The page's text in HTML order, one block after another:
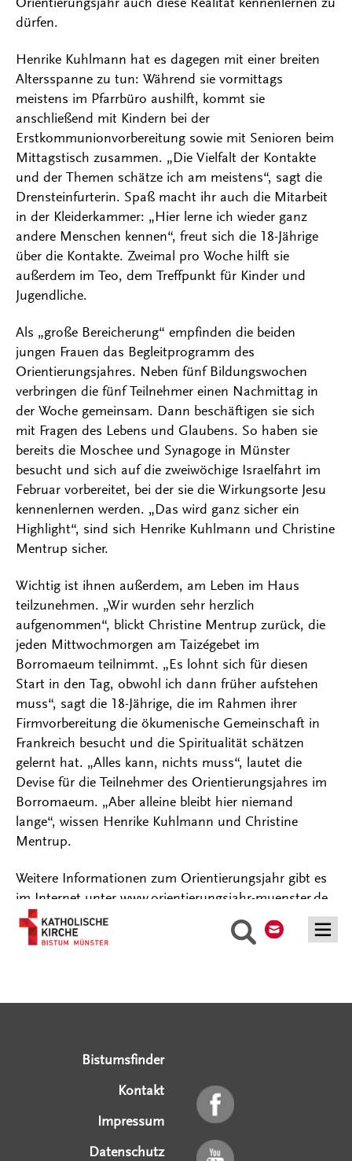
Suche
dürfen.
Henrike Kuhlmann hat es dagegen mit einer breiten
Altersspanne zu tun: Während sie vormittags
meistens im Pfarrbüro aushilft, kommt sie
anschließend mit Kindern bei der
Erstkommunionvorbereitung sowie mit Senioren beim
Mittagstisch zusammen. „Die Vielfalt der Kontakte
und der Themen schätze ich am meistens“, sagt die
Drensteinfurterin. Spaß macht ihr auch die Mitarbeit
in der Kleiderkammer: „Hier lerne ich wieder ganz
andere Menschen kennen“, freut sich die 18-Jährige
über die Kontakte. Zweimal pro Woche hilft sie
außerdem im Teo, dem Treffpunkt für Kinder und
Jugendliche.
Als „große Bereicherung“ empfinden die beiden
jungen Frauen das Begleitprogramm des
Orientierungsjahres. Neben fünf Bildungswochen
verbringen die fünf Teilnehmer einen Nachmittag in
der Woche gemeinsam. Dann beschäftigen sie sich
mit Fragen des Lebens und Glaubens. So haben sie
bereits die Moschee und Synagoge in Münster
besucht und sich auf die zweiwöchige Israelfahrt im
Februar vorbereitet, bei der sie die Wirkungsorte Jesu
kennenlernen werden. „Das wird ganz sicher ein
Highlight“, sind sich Henrike Kuhlmann und Christine
Mentrup sicher.
Wichtig ist ihnen außerdem, am Leben im Haus
teilzunehmen. „Wir wurden sehr herzlich
aufgenommen“, blickt Christine Mentrup zurück, die
jeden Mittwochmorgen am Taizégebet im
Borromaeum teilnimmt. „Es lohnt sich für diesen
Start in den Tag, obwohl ich dann früher aufstehen
muss“, sagt die 18-Jährige, die im Rahmen ihrer
Firmvorbereitung die ökumenische Gemeinschaft in
Frankreich besucht und die Spiritualität schätzen
gelernt hat. „Alles kann, nichts muss“, lautet die
Devise für die Teilnehmer des Orientierungsjahres im
Borromaeum. „Aber alleine bleibt hier niemand
lange“, wissen Henrike Kuhlmann und Christine
Mentrup.
Weitere Informationen zum Orientierungsjahr gibt es
im Internet unter www.orientierungsjahr-muenster.de.
Bistumsfinder
Kontakt
Impressum
Datenschutz